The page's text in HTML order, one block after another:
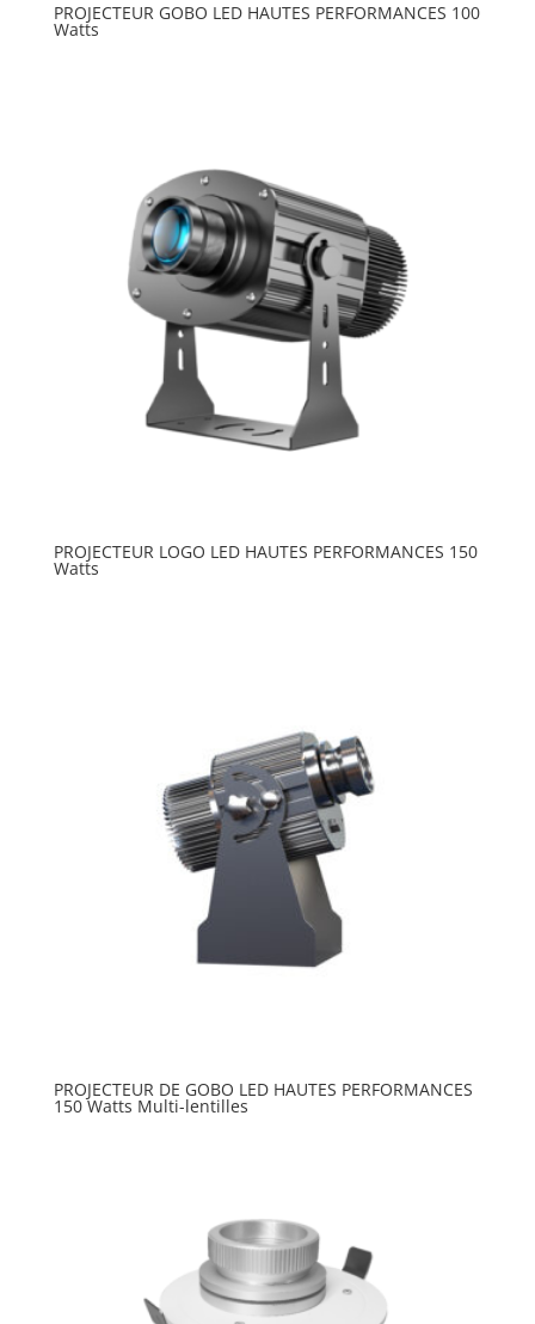
PROJECTEUR GOBO LED HAUTES PERFORMANCES 100
Watts
PROJECTEUR LOGO LED HAUTES PERFORMANCES 150
Watts
PROJECTEUR DE GOBO LED HAUTES PERFORMANCES
150 Watts Multi-lentilles